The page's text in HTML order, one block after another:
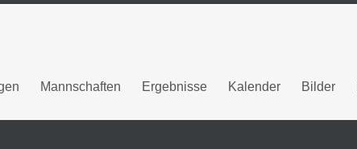
Mannschaften Ergebnisse Kalender Bilder